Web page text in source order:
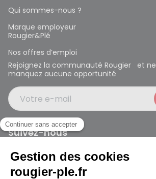
Qui sommes-nous ?
Marque employeur
Rougier&Plé
Nos offres d’emploi
Rejoignez la communauté Rougier et ne
manquez aucune opportunité
Votre e-mail
Suivez-nous